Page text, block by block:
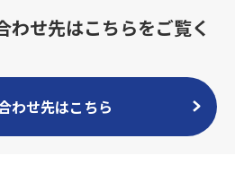
わせ先はこちらをご覧く
わせ先はこちら